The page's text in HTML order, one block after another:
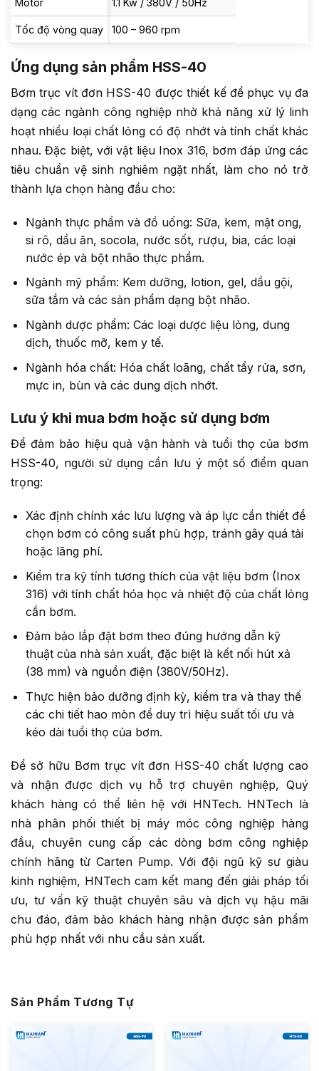
Motor 1.1 Kw / 380V / 50Hz
Tốc độ vòng quay 100 – 960 rpm
Ứng dụng sản phẩm HSS-40
Bơm trục vít đơn HSS-40 được thiết kế để phục vụ đa
dạng các ngành công nghiệp nhờ khả năng xử lý linh
hoạt nhiều loại chất lỏng có độ nhớt và tính chất khác
nhau. Đặc biệt, với vật liệu Inox 316, bơm đáp ứng các
tiêu chuẩn vệ sinh nghiêm ngặt nhất, làm cho nó trở
thành lựa chọn hàng đầu cho:
Ngành thực phẩm và đồ uống: Sữa, kem, mật ong,
si rô, dầu ăn, socola, nước sốt, rượu, bia, các loại
nước ép và bột nhão thực phẩm.
Ngành mỹ phẩm: Kem dưỡng, lotion, gel, dầu gội,
sữa tắm và các sản phẩm dạng bột nhão.
Ngành dược phẩm: Các loại dược liệu lỏng, dung
dịch, thuốc mỡ, kem y tế.
Ngành hóa chất: Hóa chất loãng, chất tẩy rửa, sơn,
mực in, bùn và các dung dịch nhớt.
Lưu ý khi mua bơm hoặc sử dụng bơm
Để đảm bảo hiệu quả vận hành và tuổi thọ của bơm
HSS-40, người sử dụng cần lưu ý một số điểm quan
trọng:
Xác định chính xác lưu lượng và áp lực cần thiết để
chọn bơm có công suất phù hợp, tránh gây quá tải
hoặc lãng phí.
Kiểm tra kỹ tính tương thích của vật liệu bơm (Inox
316) với tính chất hóa học và nhiệt độ của chất lỏng
cần bơm.
Đảm bảo lắp đặt bơm theo đúng hướng dẫn kỹ
thuật của nhà sản xuất, đặc biệt là kết nối hút xả
(38 mm) và nguồn điện (380V/50Hz).
Thực hiện bảo dưỡng định kỳ, kiểm tra và thay thế
các chi tiết hao mòn để duy trì hiệu suất tối ưu và
kéo dài tuổi thọ của bơm.
Để sở hữu Bơm trục vít đơn HSS-40 chất lượng cao
và nhận được dịch vụ hỗ trợ chuyên nghiệp, Quý
khách hàng có thể liên hệ với HNTech. HNTech là
nhà phân phối thiết bị máy móc công nghiệp hàng
đầu, chuyên cung cấp các dòng bơm công nghiệp
chính hãng từ Carten Pump. Với đội ngũ kỹ sư giàu
kinh nghiệm, HNTech cam kết mang đến giải pháp tối
ưu, tư vấn kỹ thuật chuyên sâu và dịch vụ hậu mãi
chu đáo, đảm bảo khách hàng nhận được sản phẩm
phù hợp nhất với nhu cầu sản xuất.
Sản Phẩm Tương Tự